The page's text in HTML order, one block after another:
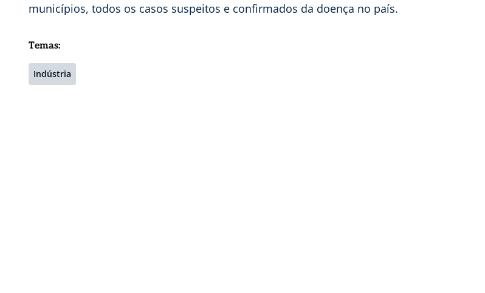
municípios, todos os casos suspeitos e confirmados da doença no país.
Temas:
Indústria